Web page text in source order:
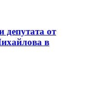
депутата от
в